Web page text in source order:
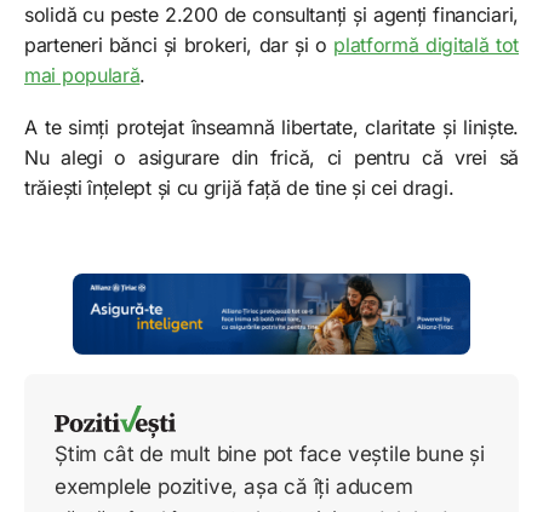
solidă cu peste 2.200 de consultanți și agenți financiari,
parteneri bănci și brokeri, dar și o platformă digitală tot
mai populară.
A te simți protejat înseamnă libertate, claritate și liniște.
Nu alegi o asigurare din frică, ci pentru că vrei să
trăiești înțelept și cu grijă față de tine și cei dragi.
Știm cât de mult bine pot face veștile bune și
exemplele pozitive, așa că îți aducem